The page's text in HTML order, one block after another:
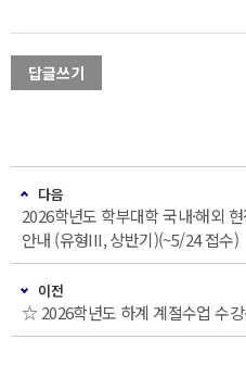
답글쓰기
다음
2026학년도 학부대학 국내·해외
안내 (유형III, 상반기)(~5/24 접수)
이전
☆ 2026학년도 하계 계절수업 수